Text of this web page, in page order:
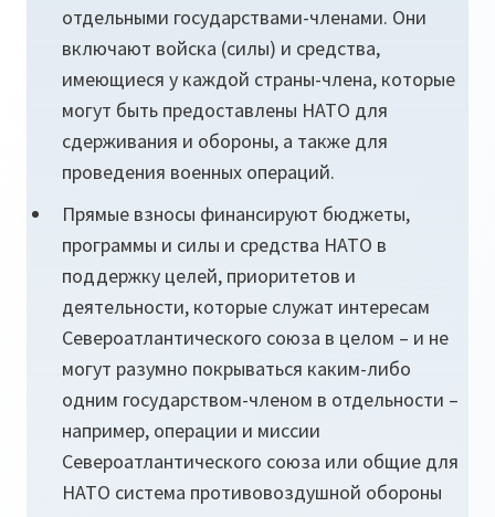
отдельными государствами-членами. Они
включают войска (силы) и средства,
имеющиеся у каждой страны-члена, которые
могут быть предоставлены НАТО для
сдерживания и обороны, а также для
проведения военных операций.
Прямые взносы финансируют бюджеты,
программы и силы и средства НАТО в
поддержку целей, приоритетов и
деятельности, которые служат интересам
Североатлантического союза в целом – и не
могут разумно покрываться каким-либо
одним государством-членом в отдельности –
например, операции и миссии
Североатлантического союза или общие для
НАТО система противовоздушной обороны